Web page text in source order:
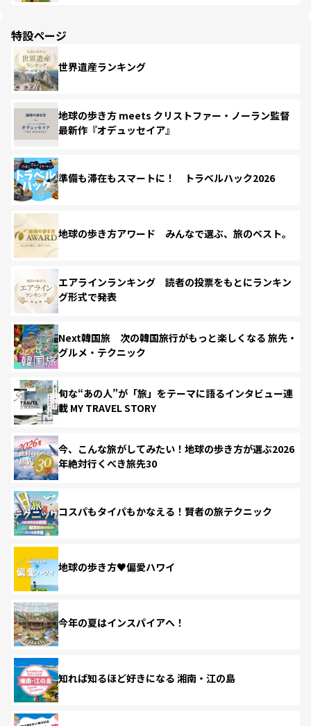
特設ページ
世界遺産ランキング
地球の歩き方 meets クリストファー・ノーラン監督
最新作『オデュッセイア』
準備も滞在もスマートに！ トラベルハック2026
地球の歩き方アワード みんなで選ぶ、旅のベスト。
エアラインランキング 読者の投票をもとにランキン
グ形式で発表
Next韓国旅 次の韓国旅行がもっと楽しくなる 旅先・
グルメ・テクニック
旬な“あの人”が「旅」をテーマに語るインタビュー連
載 MY TRAVEL STORY
今、こんな旅がしてみたい！地球の歩き方が選ぶ2026
年絶対行くべき旅先30
コスパもタイパもかなえる！賢者の旅テクニック
地球の歩き方♥偏愛ハワイ
今年の夏はインスパイアへ！
知れば知るほど好きになる 湘南・江の島